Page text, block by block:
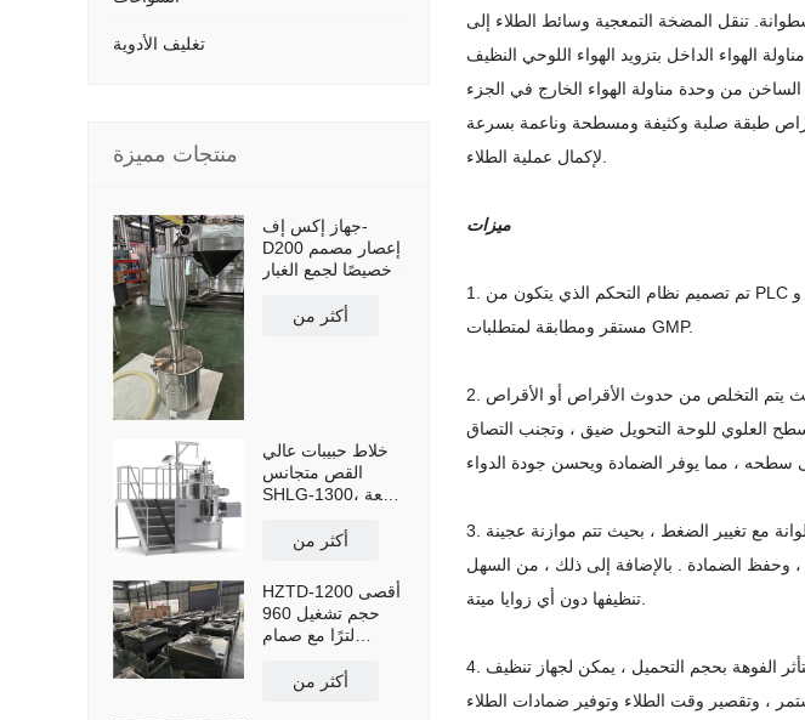
تنقل المضخة التمعجية وسائط الطلاء إلى
الهواء الداخل بتزويد الهواء اللوحي النظيف
الساخن من وحدة مناولة الهواء الخارج في الجزء
طبقة صلبة وكثيفة ومسطحة وناعمة بسرعة
ميزات
1. تم تصميم نظام التحكم الذي يتكون من PLC و HMI بشكل معقول مع برمجة مرنة ، وتلبية متطلبات العملية الصيدلانية المختلفة مع عمل موثوق به وأداء
مستقر ومطابقة لمتطلبات GMP.
2. تحت تأثير خلاط لوحة التحويل الانسيابي ، تتحول الأقراص أو الأقراص بسلاسة وتبادلاً بشكل متكرر ، بحيث يتم التخلص من حدوث الأقراص أو الأقراص
العلوي للوحة التحويل ضيق ، وتجنب التصاق
3. يتم إلغاء أنبوب تدفق العودة في مضخة تمعجية متغيرة الضغط المستمر. يتغير نصف قطر دوران الأسطوانة مع تغيير الضغط ، بحيث تتم موازنة عجينة
وحفظ الضمادة . بالإضافة إلى ذلك ، من السهل
4. إنها تتبنى مسدس الرش من النوع الجديد مع منطقة رش كبيرة ، وذات رش كبير ، واتجاه قابل للتعديل. لا تتأثر الفوهة بحجم التحميل ، يمكن لجهاز تنظيف
تغليف الأدوية
منتجات مميزة
جهاز إكس إف-
D200 إعصار مصمم
خصيصًا لجمع الغبار
مزود بخزان تجميع
أكثر من
خلاط حبيبات عالي
القص متجانس
SHLG-1300، سعة
أكثر من
HZTD-1200 أقصى
حجم تشغيل 960
لترًا مع صمام
اليدويأكثر من